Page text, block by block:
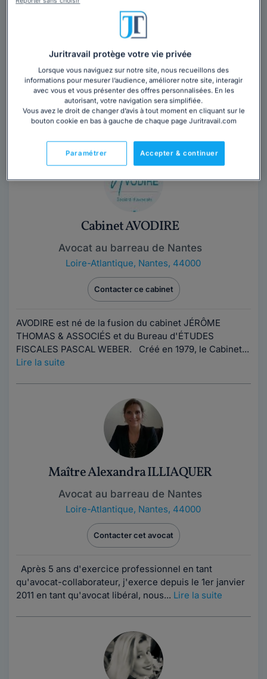
Avocat au barreau de Nantes
Loire-Atlantique,Nantes, 44000
Contacter cet avocat
Cabinet à dominante en droit socialConseil et
contentieux sur toute le territoire nationalRelations
individuelles et relations collectives de...Lire la suite
Cabinet AVODIRE
Avocat au barreau de Nantes
Loire-Atlantique, Nantes, 44000
Contacter ce cabinet
AVODIRE est né de la fusion du cabinet JÉRÔME
THOMAS & ASSOCIÉS et du Bureau d'ÉTUDES
FISCALES PASCAL WEBER. Créé en 1979, le Cabinet...
Lire la suite
Maître Alexandra ILLIAQUER
Avocat au barreau de Nantes
Loire-Atlantique, Nantes, 44000
Contacter cet avocat
Après 5 ans d'exercice professionnel en tant
qu'avocat-collaborateur, j'exerce depuis le 1er janvier
2011 en tant qu'avocat libéral, nous... Lire la suite
Juritravail protège votre vie privée
Lorsque vous naviguez sur notre site, nous recueillons des
informations pour mesurer l’audience, améliorer notre site, interagir
avec vous et vous présenter des offres personnalisées. En les
autorisant, votre navigation sera simplifiée.
Vous avez le droit de changer d’avis à tout moment en cliquant sur le
bouton cookie en bas à gauche de chaque page Juritravail.com
Accepter & continuer
Paramétrer